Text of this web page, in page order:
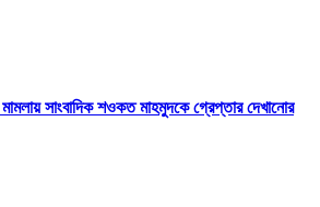
সাংবাদিক শওকত মাহমুদকে গ্রেপ্তার দেখানোর